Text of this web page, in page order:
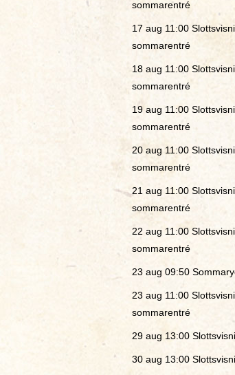
sommarentré
17 aug 11:00
sommarentré
18 aug 11:00
sommarentré
19 aug 11:00
sommarentré
20 aug 11:00
sommarentré
21 aug 11:00
sommarentré
22 aug 11:00
sommarentré
23 aug 09:50
23 aug 11:00
sommarentré
29 aug 13:00
30 aug 13:00